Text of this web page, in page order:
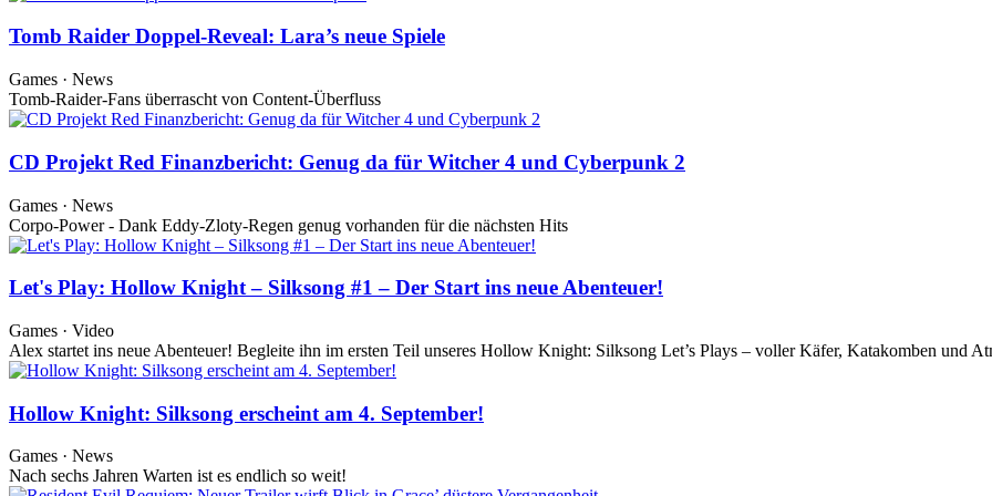
Tomb Raider Doppel-Reveal: Lara’s neue Spiele
Games · News
Tomb-Raider-Fans überrascht von Content-Überfluss
CD Projekt Red Finanzbericht: Genug da für Witcher 4 und Cyberpunk 2
Games · News
Corpo-Power - Dank Eddy-Zloty-Regen genug vorhanden für die nächsten Hits
Let's Play: Hollow Knight – Silksong #1 – Der Start ins neue Abenteuer!
Games · Video
Alex startet ins neue Abenteuer! Begleite ihn im ersten Teil unseres Hollow Knight: Silksong Let’s Plays – voller Käfer, Katakomben und
Hollow Knight: Silksong erscheint am 4. September!
Games · News
Nach sechs Jahren Warten ist es endlich so weit!